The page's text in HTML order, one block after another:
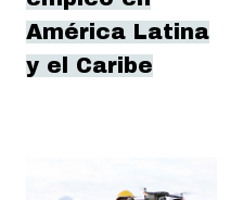
América Latina
y el Caribe